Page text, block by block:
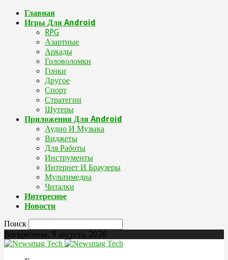
Главная
Игры Для Android
RPG
Азартные
Аркады
Головоломки
Гонки
Другое
Спорт
Стратегии
Шутеры
Приложения Для Android
Аудио И Музыка
Виджеты
Для Работы
Инструменты
Интернет И Браузеры
Мультимедиа
Читалки
Интересное
Новости
Поиск
Воскресенье, 9 августа, 2026